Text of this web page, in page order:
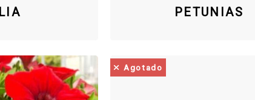
PETUNIAS
Agotado